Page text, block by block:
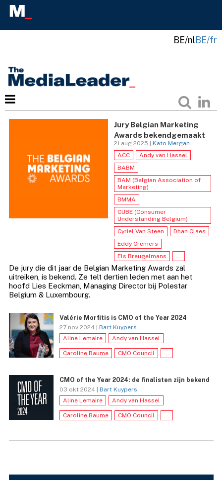
BE/nlBE/fr
Jury Belgian Marketing
Awards bekendgemaakt
21 aug 2025 | Kato Mergan
ACC
Andy van Hassel
BABM
BAM (Belgian Association of
Marketing)
BMMA
CUBE (Consumer
Understanding Belgium)
Cyriel Van Steen
Dhan Claes
Eddy Cremers
Els Breugelmans
...
De jury die dit jaar de Belgian Marketing Awards zal
uitreiken, is bekend. Ze telt dertien leden met aan het
hoofd Lies Eeckman, Managing Director bij Polestar
Belgium & Luxembourg.
Valérie Morfitis is CMO of the Year 2024
27 nov 2024 | Bart Kuypers
Aline Lemaire
Andy van Hassel
Caroline Baume CMO Council
CMO of the Year 2024: de finalisten zijn bekend
03 okt 2024 | Bart Kuypers
Aline Lemaire
Andy van Hassel
Caroline Baume CMO Council